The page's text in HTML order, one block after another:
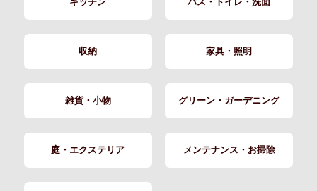
収納 家具・照明
雑貨・小物 グリーン・ガーデニング
庭・エクステリア メンテナンス・お掃除